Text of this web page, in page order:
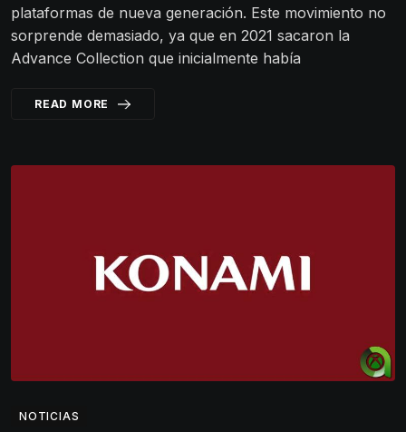
plataformas de nueva generación. Este movimiento no
sorprende demasiado, ya que en 2021 sacaron la
Advance Collection que inicialmente había
READ MORE
NOTICIAS